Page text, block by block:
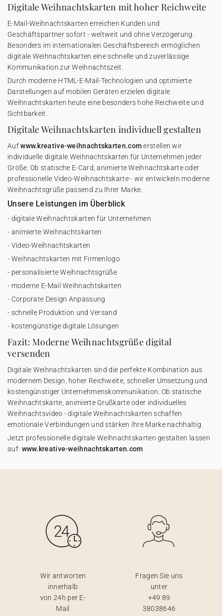
Digitale Weihnachtskarten mit hoher Reichweite
E-Mail-Weihnachtskarten erreichen Kunden und
Geschäftspartner sofort - weltweit und ohne Verzögerung.
Besonders im internationalen Geschäftsbereich ermöglichen
digitale Weihnachtskarten eine schnelle und zuverlässige
Kommunikation zur Weihnachtszeit.
Durch moderne HTML-E-Mail-Technologien und optimierte
Darstellungen auf mobilen Geräten erzielen digitale
Weihnachtskarten heute eine besonders hohe Reichweite und
Sichtbarkeit.
Digitale Weihnachtskarten individuell gestalten
Aufwww.kreative-weihnachtskarten.comerstellen wir
individuelle digitale Weihnachtskarten für Unternehmen jeder
Größe. Ob statische E-Card, animierte Weihnachtskarte oder
professionelle Video-Weihnachtskarte - wir entwickeln moderne
Weihnachtsgrüße passend zu Ihrer Marke.
Unsere Leistungen im Überblick
- digitale Weihnachtskarten für Unternehmen
- animierte Weihnachtskarten
- Video-Weihnachtskarten
- Weihnachtskarten mit Firmenlogo
- personalisierte Weihnachtsgrüße
- moderne E-Mail Weihnachtskarten
- Corporate Design Anpassung
- schnelle Produktion und Versand
- kostengünstige digitale Lösungen
Fazit: Moderne Weihnachtsgrüße digital
versenden
Digitale Weihnachtskarten sind die perfekte Kombination aus
modernem Design, hoher Reichweite, schneller Umsetzung und
kostengünstiger Unternehmenskommunikation. Ob statische
Weihnachtskarte, animierte Grußkarte oder individuelles
Weihnachtsvideo - digitale Weihnachtskarten schaffen
emotionale Verbindungen und stärken Ihre Marke nachhaltig.
Jetzt professionelle digitale Weihnachtskarten gestalten lassen
auf: www.kreative-weihnachtskarten.com
Wir antworten
innerhalb
von 24h per E-
Mail
Fragen Sie uns
unter
+49 89
38038646